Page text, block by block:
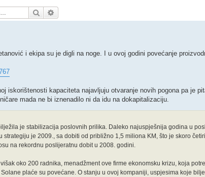
Search
i ekipa su je digli na noge. I u ovoj godini povećanje
iskorištenosti kapaciteta najavljuju otvaranje novih pogona pa je
mada ne bi iznenadilo ni da idu na dokapitalizaciju.
je stabilizacija poslovnih prilika. Daleko najuspješnija godina u
je 2009., sa dobiti od približno 1,5 miliona KM, što je skoro
na rekordnu poslijeratnu dobit u 2008. godini.
oko 200 radnika, menadžment ove firme ekonomsku krizu, koja
plaće su povećane. O stanju u ovoj kompaniji, uspjesima koje